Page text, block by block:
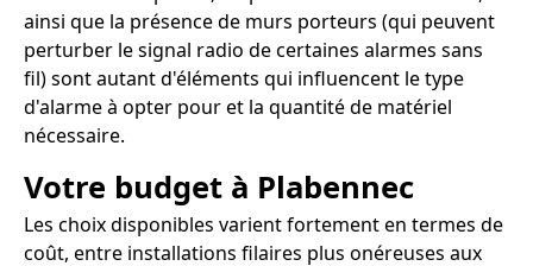
ainsi que la présence de murs porteurs (qui peuvent
perturber le signal radio de certaines alarmes sans
fil) sont autant d'éléments qui influencent le type
d'alarme à opter pour et la quantité de matériel
nécessaire.
Votre budget à Plabennec
Les choix disponibles varient fortement en termes de
coût, entre installations filaires plus onéreuses aux